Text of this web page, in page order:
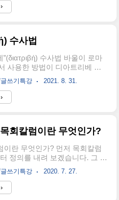
더 이상 분석하기 어렵기 때문입
'는 더 이상 '설겆어라, 설겆으
수 있습니다. 《표준어》제20
어는 고어로 처리하고 현재 널
단어를 표준어로 쓰도록 규정
다. '설겆-'은 표준어라고 할 수
겆-'을 염두에 두고 '설겆이'로
인정하지 않습니다. 따라서 '설거
수사법
수사법 바울이 로마
사용한 방법이 디아트리베 수
리적인 글이란 뜻이지만 가상
화하는 형식의 글을 말한다. 김
에서 디아트리베에 대한 이렇
기분풀이' 내지 '환담'이라는 뜻
어를 사용하여 일방적으로 선포
로 바꾸어 말하며, 독자라 청중
대로 끌어 들이고, 그들과 함께
는 식으로 이야기를 전개하는
쪽에서 인용) 아마도 디아트리
당시 헬라철학자들이 영향을
쓰기특강 2021. 8. 31.
회칼럼이란 무엇인가?
이란 무엇인가? 먼저 목회칼럼
정의를 내려 보겠습니다. 그 어
, 글에서도 ‘목회칼럼은 ~이
한 것을 읽어 보지 못했습니다.
칼럼이란 용어가 갖는 개념과
명함을 보여줍니다. 그럼에도
쓰기특강 2020. 7. 27.